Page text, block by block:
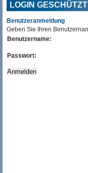
LOGIN
Benutzeranmeldung
Geben Sie Ihren
Benutzername:
Passwort: